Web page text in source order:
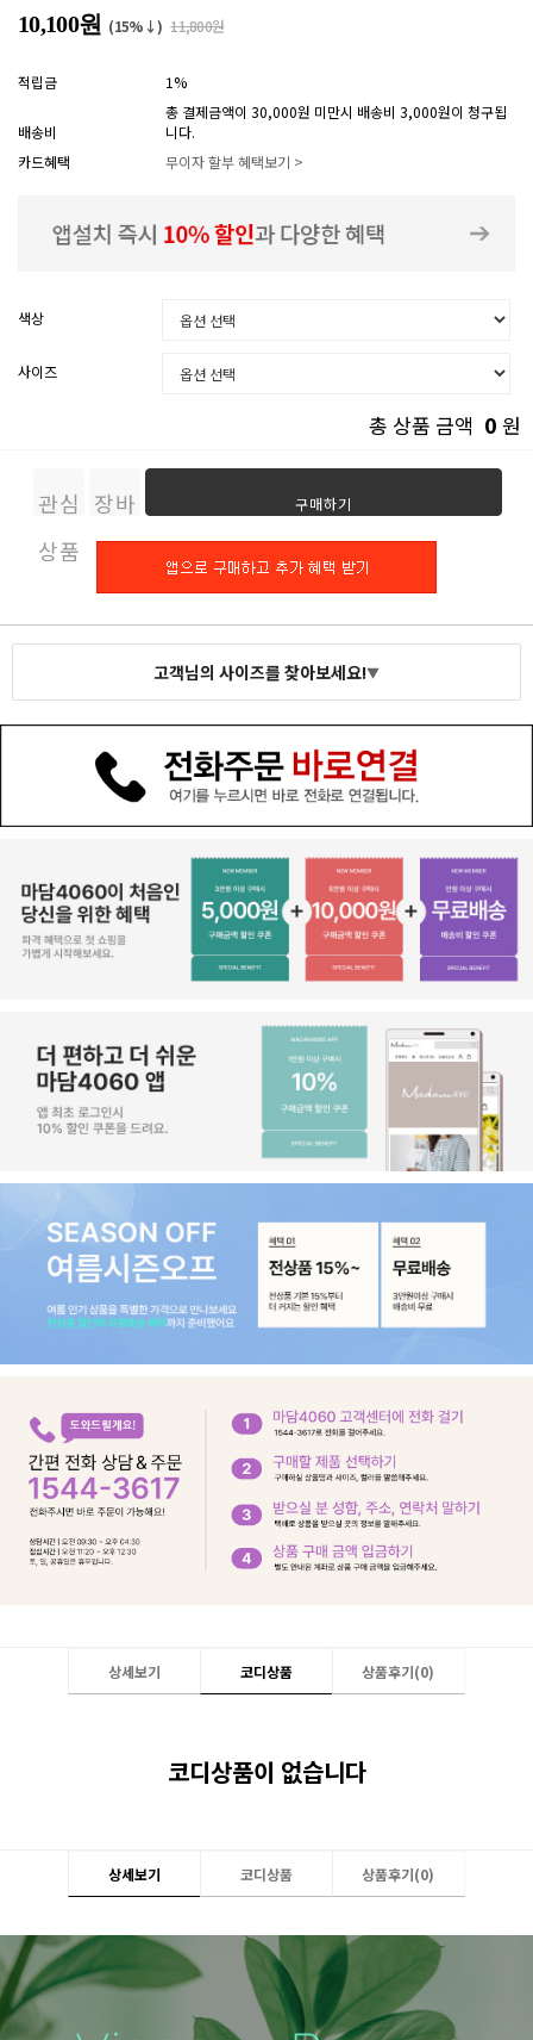
10,100원 (15%↓) 11,800원
적립금 1%
배송비
총 결제금액이 30,000원 미만시 배송비 3,000원이 청구됩
니다.
카드혜택
무이자 할부 혜택보기 >
색상
사이즈
총 상품 금액 0 원
관심
상품
장바
구니
구매하기
고객님의 사이즈를 찾아보세요!▼
상세보기 코디상품 상품후기(0)
코디상품이 없습니다
상세보기 코디상품 상품후기(0)